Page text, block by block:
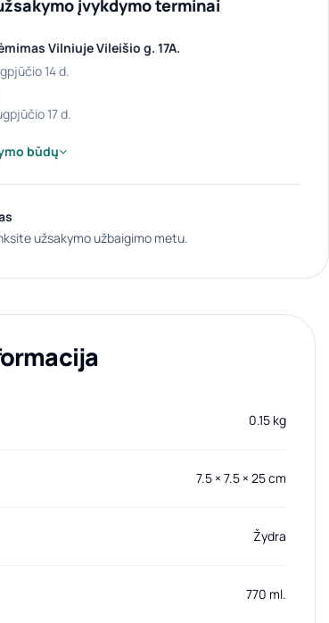
įvykdymo terminai
Vilniuje Vileišio g. 17A.
14 d.
17 d.
būdų
užsakymo užbaigimo metu.
0.15 kg
7.5 × 7.5 × 25 cm
Žydra
770 ml.